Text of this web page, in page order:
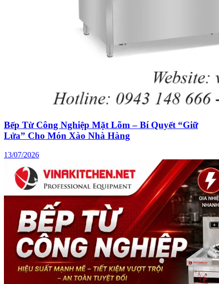
Bếp Từ Công Nghiệp Mặt Lõm – Bí Quyết “Giữ
Lửa” Cho Món Xào Nhà Hàng
13/07/2026